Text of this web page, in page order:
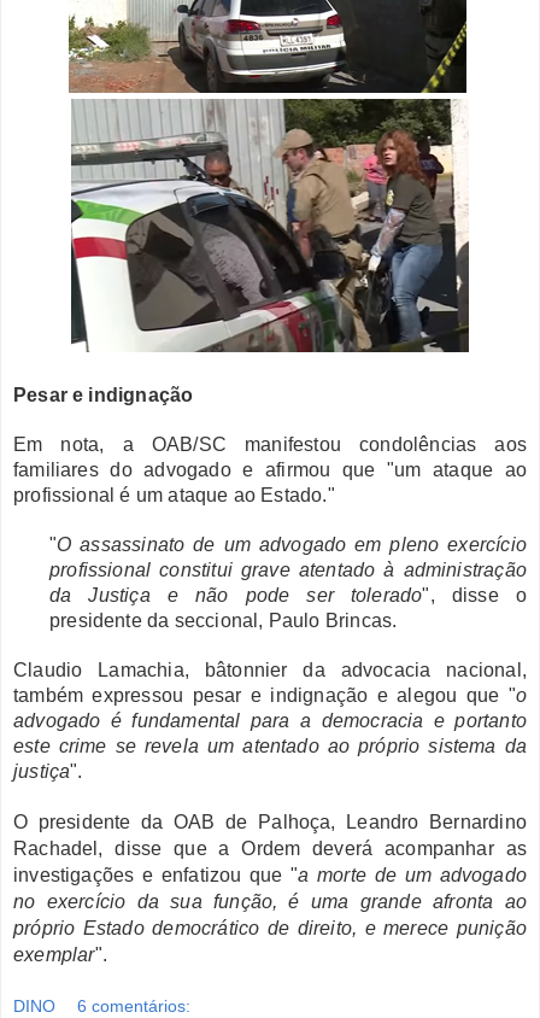
Pesar e indignação
Em nota, a OAB/SC manifestou condolências aos
familiares do advogado e afirmou que "um ataque ao
profissional é um ataque ao Estado."
"O assassinato de um advogado em pleno exercício
profissional constitui grave atentado à administração
da Justiça e não pode ser tolerado", disse o
presidente da seccional, Paulo Brincas.
Claudio Lamachia, bâtonnier da advocacia nacional,
também expressou pesar e indignação e alegou que "o
advogado é fundamental para a democracia e portanto
este crime se revela um atentado ao próprio sistema da
justiça".
O presidente da OAB de Palhoça, Leandro Bernardino
Rachadel, disse que a Ordem deverá acompanhar as
investigações e enfatizou que "a morte de um advogado
no exercício da sua função, é uma grande afronta ao
próprio Estado democrático de direito, e merece punição
exemplar".
DINO 6 comentários: